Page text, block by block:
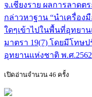
จ.เชียงราย ผลการลาดต
กล่าวหาฐาน “นำเครื่อง
ใดๆเข้าไปในพื้นที่อุทยา
มาตรา 19(7) โดยมีโทษ
อุทยานแห่งชาติ พ.ศ.2562
เปิดอ่านจำนวน 46 ครั้ง